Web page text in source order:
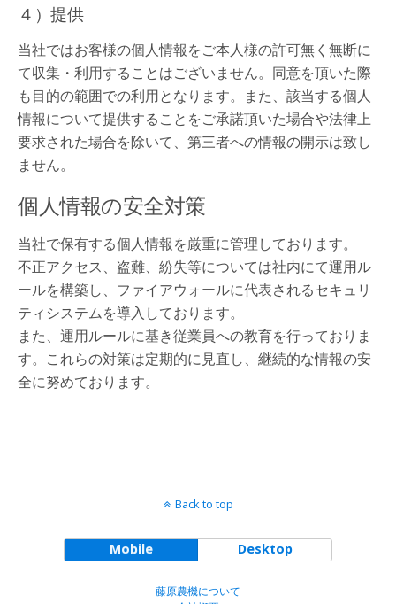
４）提供
当社ではお客様の個人情報をご本人様の許可無く無断に
て収集・利用することはございません。同意を頂いた際
も目的の範囲での利用となります。また、該当する個人
情報について提供することをご承諾頂いた場合や法律上
要求された場合を除いて、第三者への情報の開示は致し
ません。
個人情報の安全対策
当社で保有する個人情報を厳重に管理しております。
不正アクセス、盗難、紛失等については社内にて運用ル
ールを構築し、ファイアウォールに代表されるセキュリ
ティシステムを導入しております。
また、運用ルールに基き従業員への教育を行っておりま
す。これらの対策は定期的に見直し、継続的な情報の安
全に努めております。
Back to top
Mobile Desktop
藤原農機について